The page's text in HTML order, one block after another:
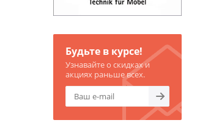
Будьте в курсе!
Узнавайте о скидках и
акциях раньше всех.